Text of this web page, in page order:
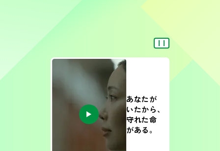
あなたが
いたから、
守れた命
がある。